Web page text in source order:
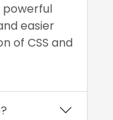
powerful
easier
of CSS and